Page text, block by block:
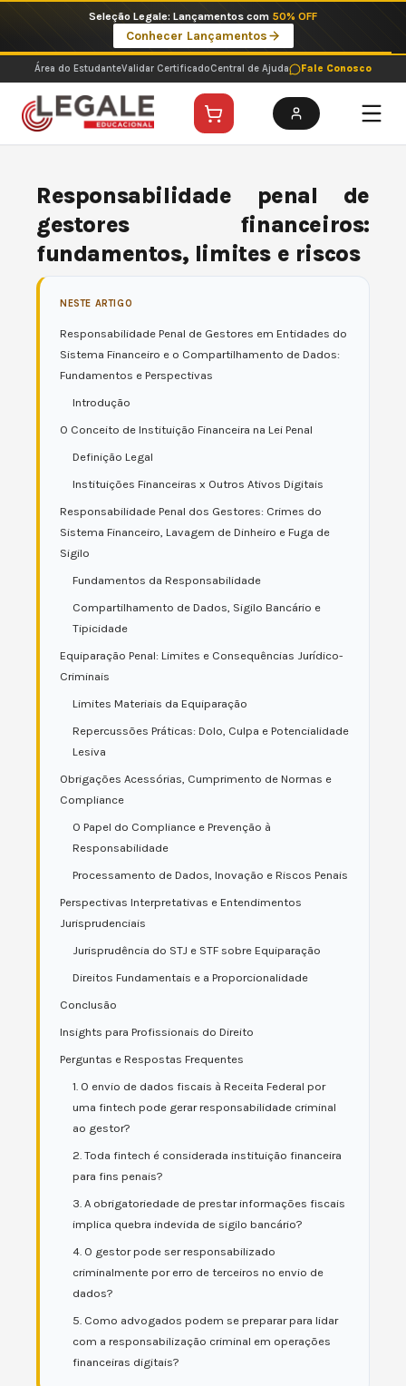
o
conteúdo
Imperdíveis no Pix: Pós Selecionadas a 199 reais no pix em parcela única
Ver ofertas
Área do EstudanteValidar CertificadoCentral de Ajuda Fale Conosco
Responsabilidade penal de
gestores financeiros:
fundamentos, limites e riscos
NESTE ARTIGO
Responsabilidade Penal de Gestores em Entidades do
Sistema Financeiro e o Compartilhamento de Dados:
Fundamentos e Perspectivas
Introdução
O Conceito de Instituição Financeira na Lei Penal
Definição Legal
Instituições Financeiras x Outros Ativos Digitais
Responsabilidade Penal dos Gestores: Crimes do
Sistema Financeiro, Lavagem de Dinheiro e Fuga de
Sigilo
Fundamentos da Responsabilidade
Compartilhamento de Dados, Sigilo Bancário e
Tipicidade
Equiparação Penal: Limites e Consequências Jurídico-
Criminais
Limites Materiais da Equiparação
Repercussões Práticas: Dolo, Culpa e Potencialidade
Lesiva
Obrigações Acessórias, Cumprimento de Normas e
Compliance
O Papel do Compliance e Prevenção à
Responsabilidade
Processamento de Dados, Inovação e Riscos Penais
Perspectivas Interpretativas e Entendimentos
Jurisprudenciais
Jurisprudência do STJ e STF sobre Equiparação
Direitos Fundamentais e a Proporcionalidade
Conclusão
Insights para Profissionais do Direito
Perguntas e Respostas Frequentes
1. O envio de dados fiscais à Receita Federal por
uma fintech pode gerar responsabilidade criminal
ao gestor?
2. Toda fintech é considerada instituição financeira
para fins penais?
3. A obrigatoriedade de prestar informações fiscais
implica quebra indevida de sigilo bancário?
4. O gestor pode ser responsabilizado
criminalmente por erro de terceiros no envio de
dados?
5. Como advogados podem se preparar para lidar
com a responsabilização criminal em operações
financeiras digitais?